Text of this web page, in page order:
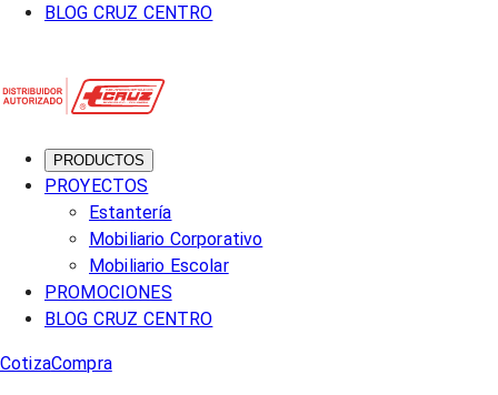
BLOG CRUZ CENTRO
PRODUCTOS
PROYECTOS
Estantería
Mobiliario Corporativo
Mobiliario Escolar
PROMOCIONES
BLOG CRUZ CENTRO
CotizaCompra